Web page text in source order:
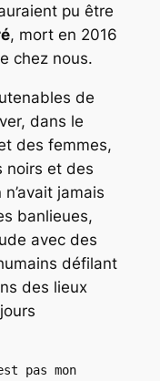
pu être
, mort en 2016
chez nous.
de
dans le
des femmes,
noirs et des
jamais
banlieues,
avec des
défilant
des lieux